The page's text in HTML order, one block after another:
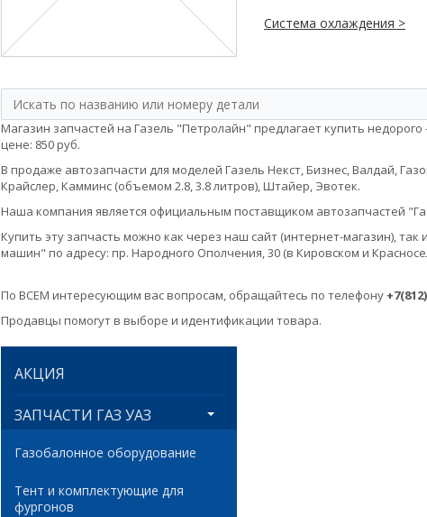
Система охлаждения >
Магазин запчастей на Газель "Петролайн" предлагает купить
цене: 850 руб.
В продаже автозапчасти для моделей Газель Некст, Бизнес, Валдай,
Крайслер, Камминс (объемом 2.8, 3.8 литров), Штайер, Эвотек.
Наша компания является официальным поставщиком автозапчастей
Купить эту запчасть можно как через наш сайт (интернет-магазин),
машин" по адресу: пр. Народного Ополчения, 30 (в Кировском и
По ВСЕМ интересующим вас вопросам, обращайтесь по телефону
Продавцы помогут в выборе и идентификации товара.
АКЦИЯ
ЗАПЧАСТИ ГАЗ УАЗ
Газобалонное оборудование
Тент и комплектующие для
фургонов